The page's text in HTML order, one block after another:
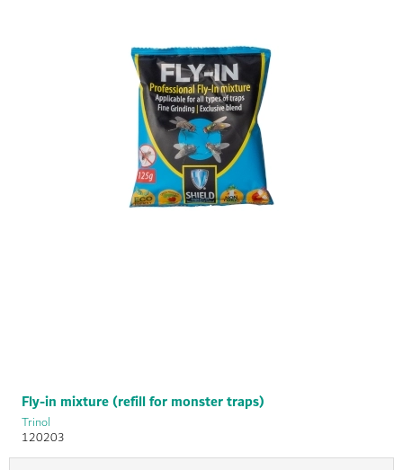
Fly-in mixture (refill for monster traps)
Trinol
120203